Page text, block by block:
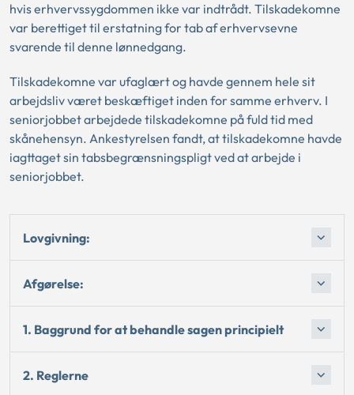
hvis erhvervssygdommen ikke var indtrådt. Tilskadekomne
var berettiget til erstatning for tab af erhvervsevne
svarende til denne lønnedgang.
Tilskadekomne var ufaglært og havde gennem hele sit
arbejdsliv været beskæftiget inden for samme erhverv. I
seniorjobbet arbejdede tilskadekomne på fuld tid med
skånehensyn. Ankestyrelsen fandt, at tilskadekomne havde
iagttaget sin tabsbegrænsningspligt ved at arbejde i
seniorjobbet.
Lovgivning:
Afgørelse:
1. Baggrund for at behandle sagen principielt
2. Reglerne